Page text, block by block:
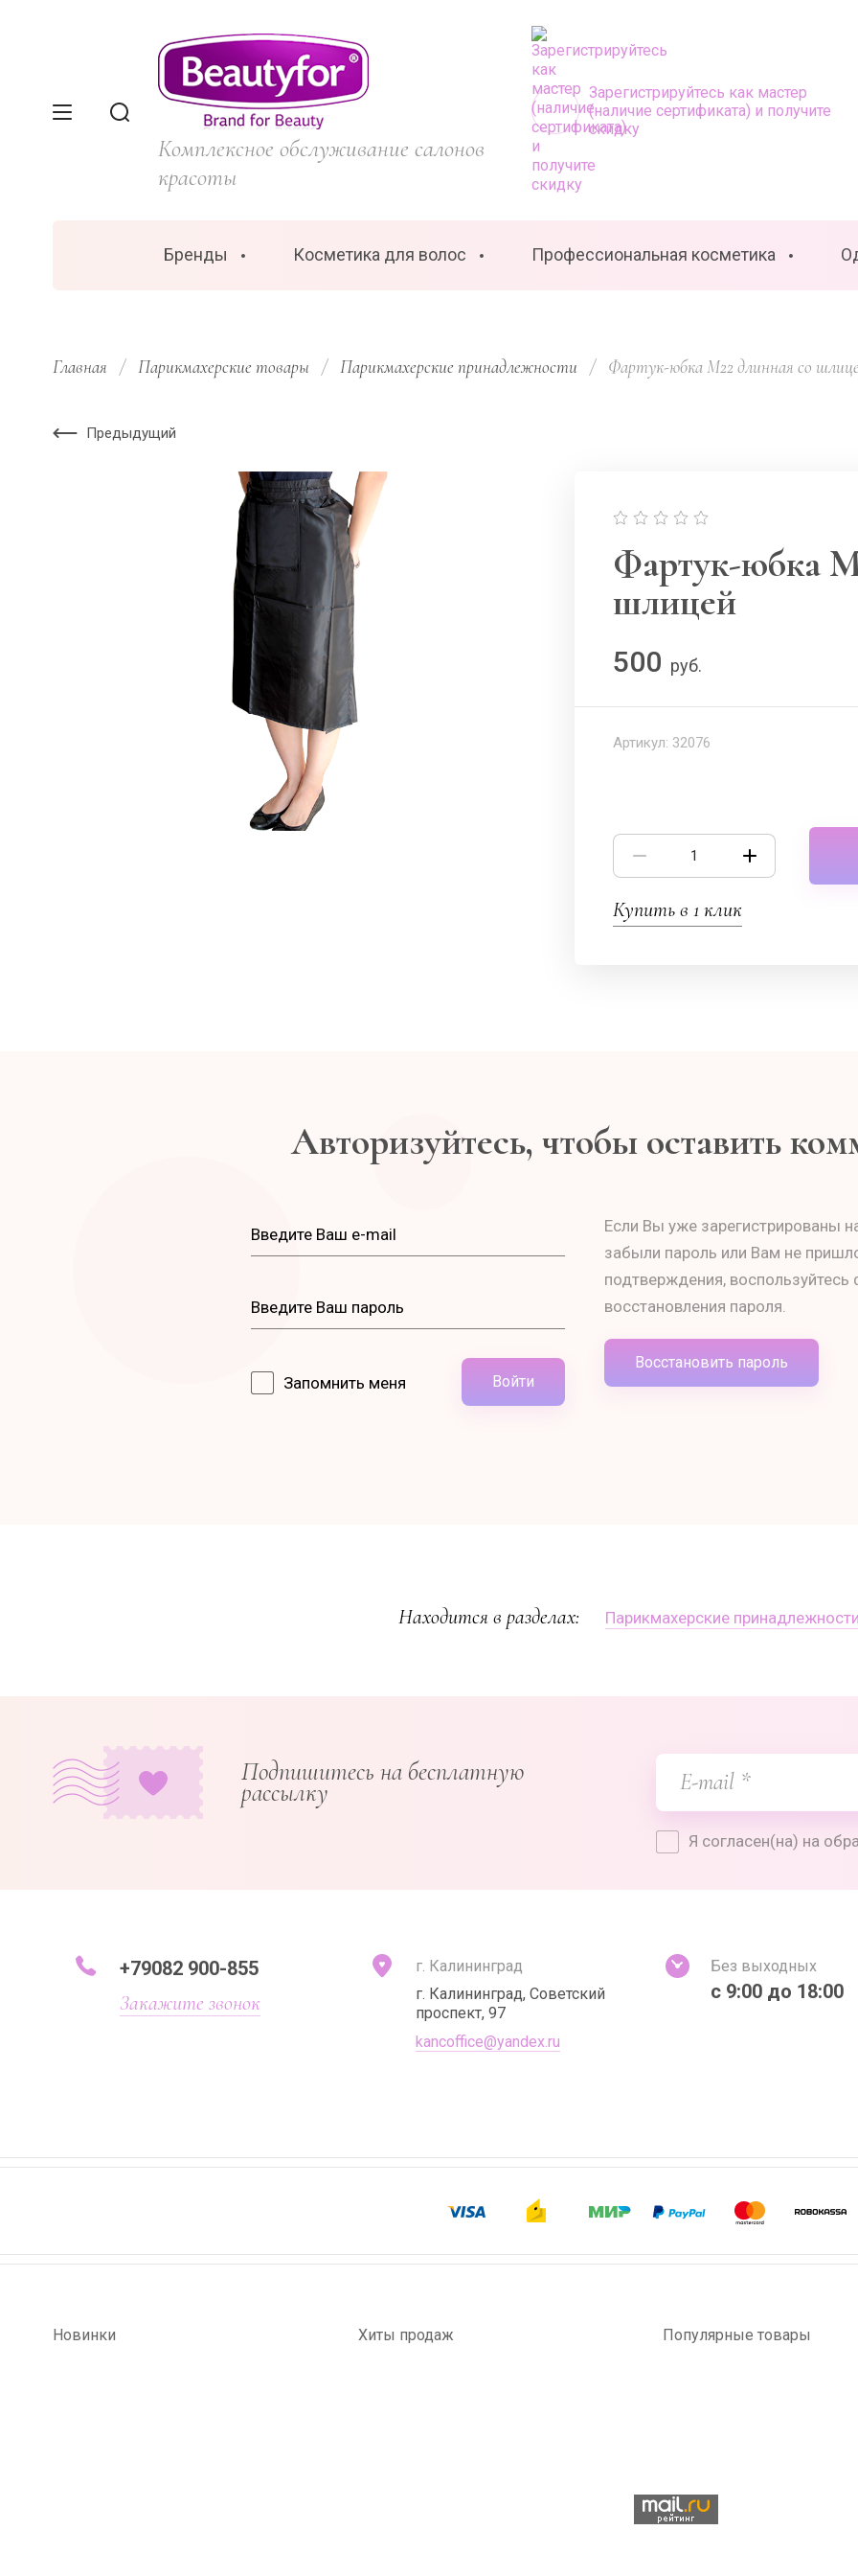
Комплексное обслуживание салонов
красоты
Зарегистрируйтесь как мастер
(наличие сертификата) и получите
скидку
Бренды Косметика для волос Профессиональная косметика
Главная / Парикмахерские товары / Парикмахерские принадлежности /
Фартук-юбка M22 длинная со
Предыдущий
Фартук-юбка
шлицей
500 руб.
Артикул: 32076
Купить в 1 клик
Авторизуйтесь, чтобы оставить
Запомнить меня Войти
Если Вы уже зарегистрированы
забыли пароль или Вам не
подтверждения,
восстановления пароля.
Восстановить пароль
Находится в разделах: Парикмахерские
Подпишитесь на бесплатную
рассылку
Я согласен(на) на
+79082 900-855
Закажите звонок
г. Калининград
г. Калининград, Советский
проспект, 97
kancoffice@yandex.ru
Без выходных
с 9:00 до 18:00
Новинки Хиты продаж Популярные товары